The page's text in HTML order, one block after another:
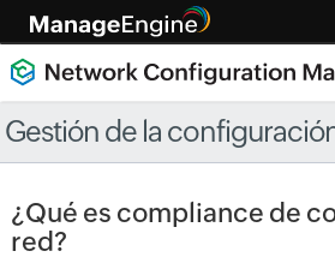
Gestión de la
¿Qué es compliance de
red?